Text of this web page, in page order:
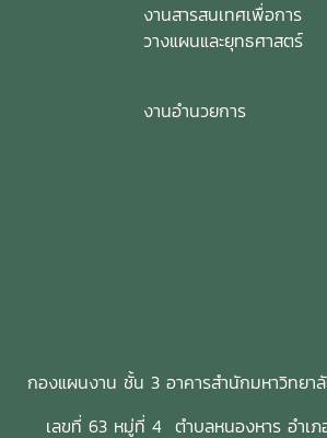
งานสารสนเทศเพื่อการ
วางแผนและยุทธศาสตร์
งานอำนวยการ
กองแผนงาน ชั้น 3 อาคารสำนักมหาวิทยา
เลขที่ 63 หมู่ที่ 4 ตำบลหนองหาร อำเ